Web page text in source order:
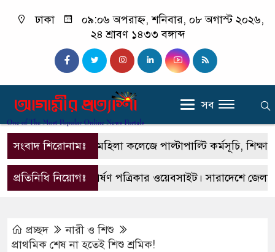
ঢাকা
০৯:০৬ অপরাহ্ন, শনিবার, ০৮ অগাস্ট ২০২৬,
২৪ শ্রাবণ ১৪৩৩ বঙ্গাব্দ
সব
সংবাদ শিরোনামঃ
বোয়ালমারী মহিলা কলেজে পাল্টাপাল্টি কর্মসূচি, শিক্ষার
প্রতিনিধি নিয়োগঃ
এটি একটি প্রিন্টভার্ষণ পত্রিকার ওয়েবসাইট। সারাদেশে
প্রচ্ছদ
নারী ও শিশু
প্রাথমিক শেষ না হতেই শিশু শ্রমিক!